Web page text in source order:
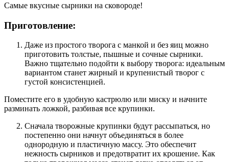
Самые вкусные сырники на сковороде!
Приготовление:
Даже из простого творога с манкой и без яиц можно
приготовить толстые, пышные и сочные сырники.
Важно тщательно подойти к выбору творога: идеальным
вариантом станет жирный и крупенистый творог с
густой консистенцией.
Поместите его в удобную кастрюлю или миску и начните
разминать ложкой, разбивая все крупинки.
Сначала творожные крупинки будут рассыпаться, но
постепенно они начнут объединяться в более
однородную и пластичную массу. Это обеспечит
нежность сырников и предотвратит их крошение. Как